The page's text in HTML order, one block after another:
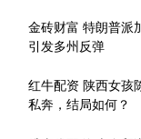
金砖财富 特朗普派
引发多州反弹
红牛配资 陕西女孩
私奔，结局如何？